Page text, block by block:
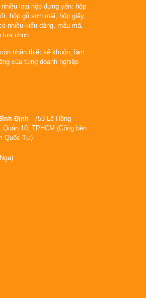
loại hộp đựng yến: hộp
hộp gỗ sơn mài, hộp giấy,
nhiều kiểu dáng, mẫu mã,
chọn.
nhận thiết kế khuôn, làm
của từng doanh nghiệp
Định– 753 Lê Hồng
10, TPHCM (Cổng bên
Quốc Tự)